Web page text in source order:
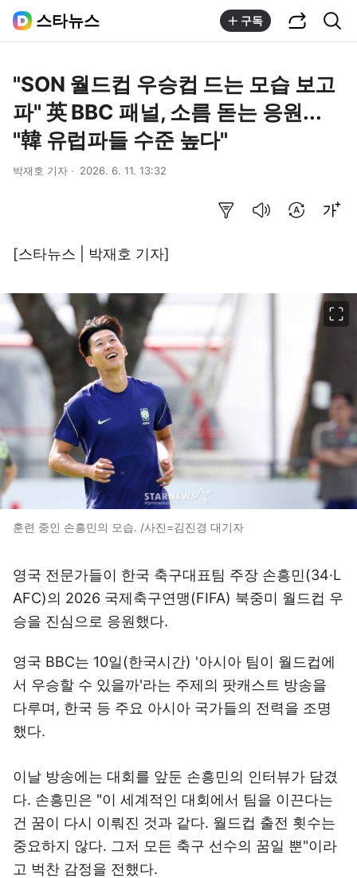
스타뉴스 구독
"SON 월드컵 우승컵 드는 모습 보고
파" 英 BBC 패널, 소름 돋는 응원...
"韓 유럽파들 수준 높다"
박재호 기자 2026. 6. 11. 13:32
[스타뉴스 | 박재호 기자]
훈련 중인 손흥민의 모습. /사진=김진경 대기자
영국 전문가들이 한국 축구대표팀 주장 손흥민(34·L
AFC)의 2026 국제축구연맹(FIFA) 북중미 월드컵 우
승을 진심으로 응원했다.
영국 BBC는 10일(한국시간) '아시아 팀이 월드컵에
서 우승할 수 있을까'라는 주제의 팟캐스트 방송을
다루며, 한국 등 주요 아시아 국가들의 전력을 조명
했다.
이날 방송에는 대회를 앞둔 손흥민의 인터뷰가 담겼
다. 손흥민은 "이 세계적인 대회에서 팀을 이끈다는
건 꿈이 다시 이뤄진 것과 같다. 월드컵 출전 횟수는
중요하지 않다. 그저 모든 축구 선수의 꿈일 뿐"이라
고 벅찬 감정을 전했다.